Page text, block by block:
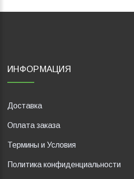
ИНФОРМАЦИЯ
Доставка
Оплата заказа
Термины и Условия
Политика конфиденциальности